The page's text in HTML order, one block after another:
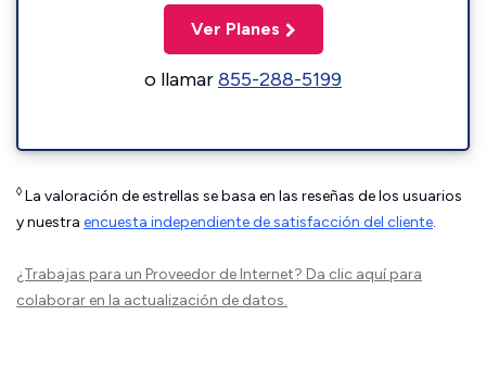
Ver Planes
o llamar855-288-5199
◊ La valoración de estrellas se basa en las reseñas de los usuarios
y nuestra encuesta independiente de satisfacción del cliente.
¿Trabajas para un Proveedor de Internet? Da clic aquípara
colaborar en la actualización de datos.